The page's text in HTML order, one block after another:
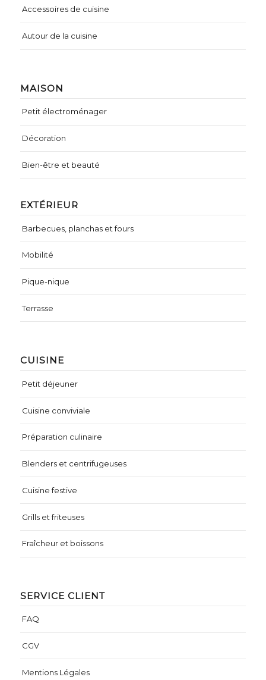
CUISINE
Petit déjeuner
Cuisine conviviale
Préparation culinaire
Blenders et centrifugeuses
Cuisine festive
Grills et friteuses
Fraîcheur et boissons
MAISON
Petit électroménager
Décoration
Bien-être et beauté
EXTÉRIEUR
Barbecues, planchas et fours
Mobilité
Pique-nique
Terrasse
Accessoires de cuisine
Autour de la cuisine
SERVICE CLIENT
FAQ
CGV
Mentions Légales